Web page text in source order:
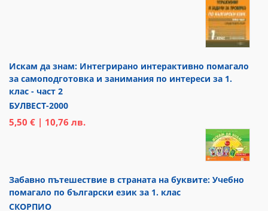
Искам да знам: Интегрирано интерактивно помагало
за самоподготовка и занимания по интереси за 1.
клас - част 2
БУЛВЕСТ-2000
5,50 € | 10,76 лв.
Забавно пътешествие в страната на буквите: Учебно
помагало по български език за 1. клас
СКОРПИО